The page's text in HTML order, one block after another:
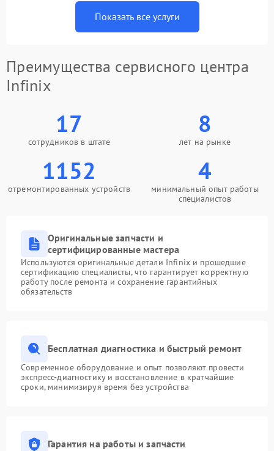
Показать все услуги
Преимущества сервисного центра
Infinix
17
сотрудников в штате
8
лет на рынке
1152
отремонтированных устройств
4
минимальный опыт работы
специалистов
Оригинальные запчасти и
сертифицированные мастера
Используются оригинальные детали Infinix и прошедшие
сертификацию специалисты, что гарантирует корректную
работу после ремонта и сохранение гарантийных
обязательств
Бесплатная диагностика и быстрый ремонт
Современное оборудование и опыт позволяют провести
экспресс-диагностику и восстановление в кратчайшие
сроки, минимизируя время без устройства
Гарантия на работы и запчасти